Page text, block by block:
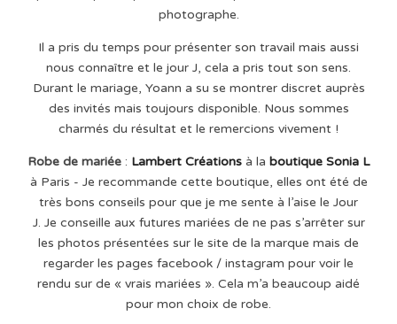
photographe.
Il a pris du temps pour présenter son travail mais aussi
nous connaître et le jour J, cela a pris tout son sens.
Durant le mariage, Yoann a su se montrer discret auprès
des invités mais toujours disponible. Nous sommes
charmés du résultat et le remercions vivement !
Robe de mariée : Lambert Créations à la boutique Sonia L
à Paris - Je recommande cette boutique, elles ont été de
très bons conseils pour que je me sente à l’aise le Jour
J. Je conseille aux futures mariées de ne pas s’arrêter sur
les photos présentées sur le site de la marque mais de
regarder les pages facebook / instagram pour voir le
rendu sur de « vrais mariées ». Cela m’a beaucoup aidé
pour mon choix de robe.